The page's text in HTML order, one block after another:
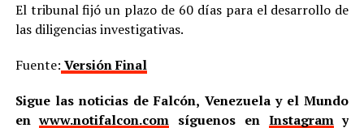
El tribunal fijó un plazo de 60 días para el desarrollo de
las diligencias investigativas.
Fuente: Versión Final
Sigue las noticias de Falcón, Venezuela y el Mundo
enwww.notifalcon.com síguenos en Instagramy